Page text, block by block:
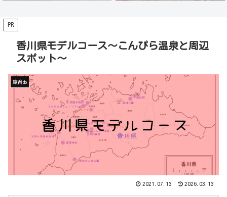
PR
香川県モデルコース〜こんぴら温泉と周辺
スポット〜
旅育do
2021.07.13 2026.03.13